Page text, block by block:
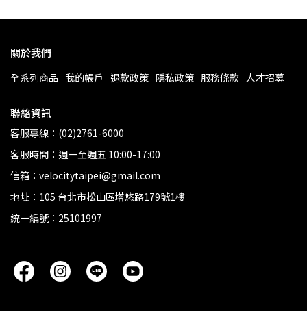
關於我們
全系列商品 我的帳戶 退款政策 隱私政策 服務條款 人才招募
聯絡資訊
客服專線：(02)2761-6000
客服時間：週一至週五 10:00-17:00
信箱：velocitytaipei@gmail.com
地址：105 台北市松山區塔悠路179號1樓
統一編號：25101997